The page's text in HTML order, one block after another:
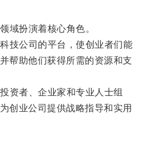
扮演着核心角色。
公司的平台，使创业者们能
帮助他们获得所需的资源和支
者、企业家和专业人士组
创业公司提供战略指导和实用